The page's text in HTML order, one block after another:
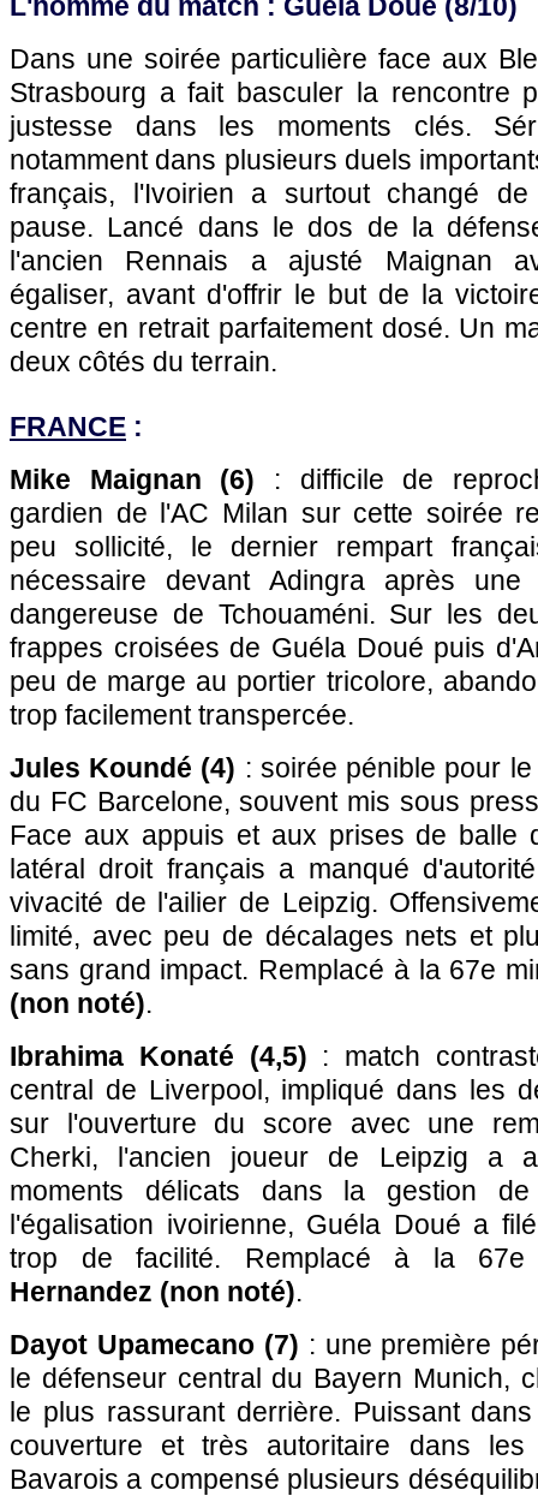
Dans une soirée particulière face aux
Strasbourg a fait basculer la rencontre
justesse dans les moments clés.
notamment dans plusieurs duels
français, l'Ivoirien a surtout changé
pause. Lancé dans le dos de la
l'ancien Rennais a ajusté Maignan
égaliser, avant d'offrir le but de la
centre en retrait parfaitement dosé. Un
deux côtés du terrain.
FRANCE :
Mike Maignan (6) : difficile de
gardien de l'AC Milan sur cette soirée
peu sollicité, le dernier rempart
nécessaire devant Adingra après
dangereuse de Tchouaméni. Sur les
frappes croisées de Guéla Doué puis
peu de marge au portier tricolore,
trop facilement transpercée.
Jules Koundé (4) : soirée pénible pour
du FC Barcelone, souvent mis sous
Face aux appuis et aux prises de balle
latéral droit français a manqué
vivacité de l'ailier de Leipzig.
limité, avec peu de décalages nets et
sans grand impact. Remplacé à la 67e
(non noté).
Ibrahima Konaté (4,5) : match
central de Liverpool, impliqué dans les
sur l'ouverture du score avec une
Cherki, l'ancien joueur de Leipzig a
moments délicats dans la gestion
l'égalisation ivoirienne, Guéla Doué a
trop de facilité. Remplacé à la
Hernandez (non noté).
Dayot Upamecano (7) : une première
le défenseur central du Bayern Munich,
le plus rassurant derrière. Puissant
couverture et très autoritaire dans
Bavarois a compensé plusieurs